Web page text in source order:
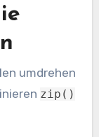
umdrehen
zip()